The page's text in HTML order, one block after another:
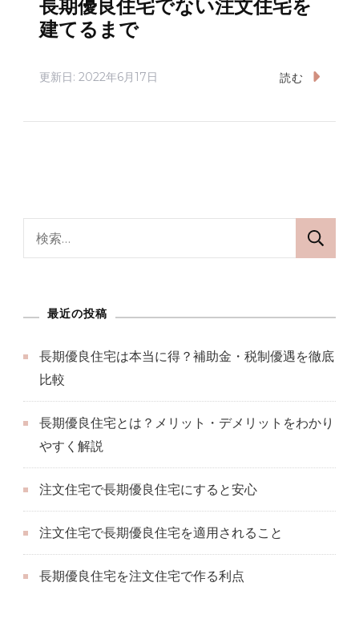
長期優良住宅でない注文住宅を
建てるまで
更新日: 2022年6月17日 読む
最近の投稿
長期優良住宅は本当に得？補助金・税制優遇を徹底
比較
長期優良住宅とは？メリット・デメリットをわかり
やすく解説
注文住宅で長期優良住宅にすると安心
注文住宅で長期優良住宅を適用されること
長期優良住宅を注文住宅で作る利点